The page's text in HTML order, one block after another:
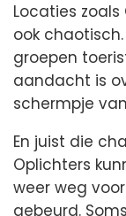
Locaties
ook
groepen
aandacht is
schermpje
En juist die
Oplichters
weer weg
gebeurd.